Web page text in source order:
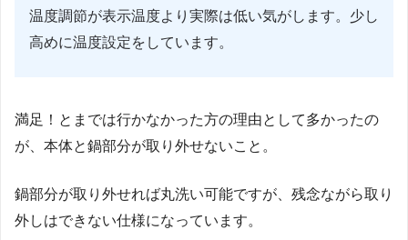
温度調節が表示温度より実際は低い気がします。少し
高めに温度設定をしています。
満足！とまでは行かなかった方の理由として多かったの
が、本体と鍋部分が取り外せないこと。
鍋部分が取り外せれば丸洗い可能ですが、残念ながら取り
外しはできない仕様になっています。